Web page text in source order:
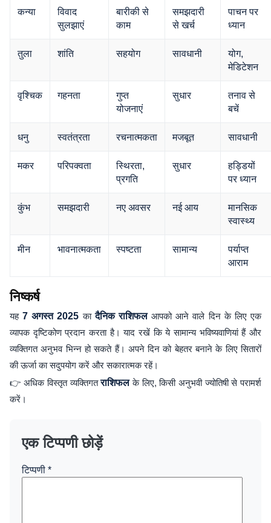
कन्या
विवाद
सुलझाएं
बारीकी से
काम
समझदारी
से खर्च
पाचन पर
ध्यान
तुला शांति सहयोग सावधानी
योग,
मेडिटेशन
वृश्चिक गहनता
गुप्त
योजनाएं
सुधार
तनाव से
बचें
धनु स्वतंत्रता रचनात्मकता मजबूत सावधानी
मकर परिपक्वता
स्थिरता,
प्रगति
सुधार
हड्डियों
पर ध्यान
कुंभ समझदारी नए अवसर नई आय
मानसिक
स्वास्थ्य
मीन भावनात्मकता स्पष्टता सामान्य
पर्याप्त
आराम
निष्कर्ष
यह7 अगस्त 2025 कादैनिक राशिफलआपको आने वाले दिन के लिए एक
व्यापक दृष्टिकोण प्रदान करता है। याद रखें कि ये सामान्य भविष्यवाणियां हैं और
व्यक्तिगत अनुभव भिन्न हो सकते हैं। अपने दिन को बेहतर बनाने के लिए सितारों
की ऊर्जा का सदुपयोग करें और सकारात्मक रहें।
👉 अधिक विस्तृत व्यक्तिगतराशिफलके लिए, किसी अनुभवी ज्योतिषी से परामर्श
करें।
एक टिप्पणी छोड़ें
टिप्पणी *